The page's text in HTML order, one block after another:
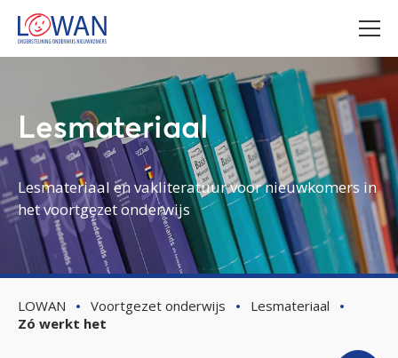
Lesmateriaal
Lesmateriaal en vakliteratuur voor nieuwkomers in
het voortgezet onderwijs
LOWAN Voortgezet onderwijs
Lesmateriaal
Zó werkt het